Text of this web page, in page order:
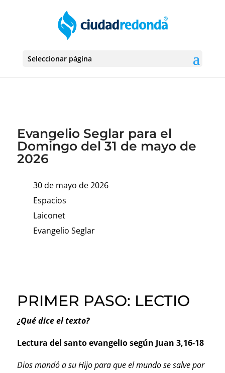
Seleccionar página
Evangelio Seglar para el
Domingo del 31 de mayo de
2026
30 de mayo de 2026
Espacios
Laiconet
Evangelio Seglar
PRIMER PASO: LECTIO
¿Qué dice el texto?
Lectura del santo evangelio según Juan 3,16-18
Dios mandó a su Hijo para que el mundo se salve por